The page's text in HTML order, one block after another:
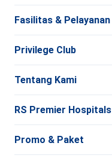
Fasilitas & Pelayanan
Privilege Club
Tentang Kami
RS Premier Hospitals
Promo & Paket